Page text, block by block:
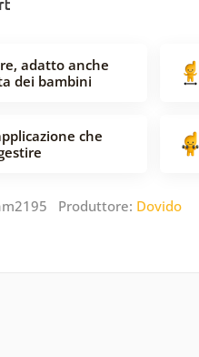
adatto anche
dei bambini
che
Produttore: Dovido